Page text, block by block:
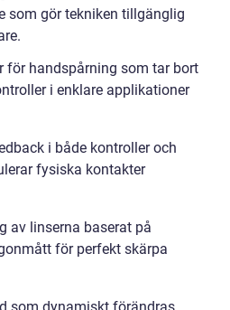
som gör tekniken tillgänglig
för handspårning som tar bort
i enklare applikationer
i både kontroller och
fysiska kontakter
av linserna baserat på
för perfekt skärpa